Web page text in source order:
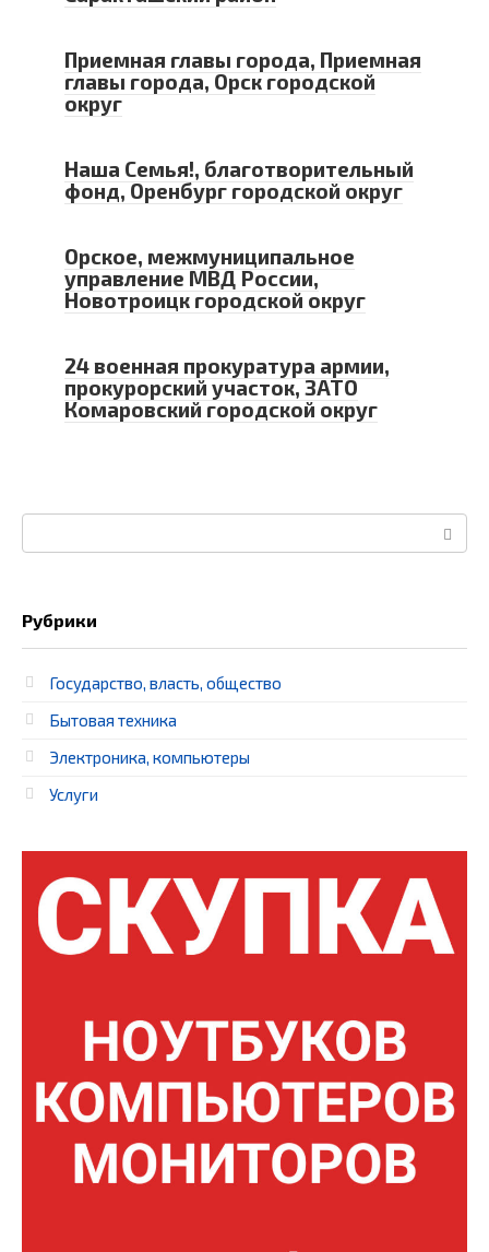
Приемная главы города, Приемная
главы города, Орск городской
округ
Наша Семья!, благотворительный
фонд, Оренбург городской округ
Орское, межмуниципальное
управление МВД России,
Новотроицк городской округ
24 военная прокуратура армии,
прокурорский участок, ЗАТО
Комаровский городской округ
Рубрики
Государство, власть, общество
Бытовая техника
Электроника, компьютеры
Услуги